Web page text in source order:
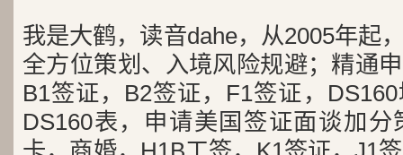
我是大鹤，读音dahe，从2005年起
全方位策划、入境风险规避；精通
B1签证，B2签证，F1签证，
DS160表，申请美国签证面谈加